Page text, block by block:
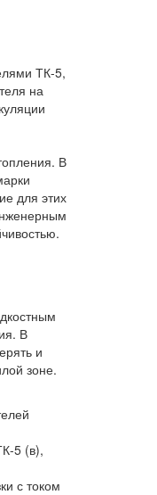
ТК-5,
на
В
для этих
В
и
зоне.
5 (в),
с током